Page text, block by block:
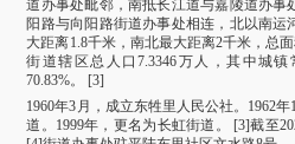
道办事处毗邻，南抵长江道与嘉陵道办事
阳路与向阳路街道办事处相连，北以南运
大距离1.8千米，南北最大距离2千米，总
街道辖区总人口7.3346万人，其中城
70.83%。 [3]
1960年3月，成立东牲里人民公社。1962
道。1999年，更名为长虹街道。 [3]截至